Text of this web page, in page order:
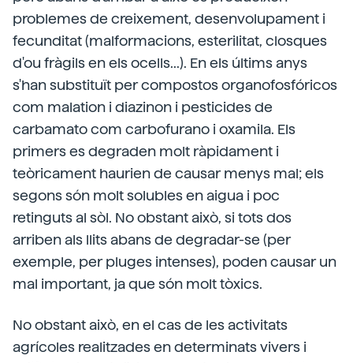
problemes de creixement, desenvolupament i
fecunditat (malformacions, esterilitat, closques
d'ou fràgils en els ocells...). En els últims anys
s'han substituït per compostos organofosfóricos
com malation i diazinon i pesticides de
carbamato com carbofurano i oxamila. Els
primers es degraden molt ràpidament i
teòricament haurien de causar menys mal; els
segons són molt solubles en aigua i poc
retinguts al sòl. No obstant això, si tots dos
arriben als llits abans de degradar-se (per
exemple, per pluges intenses), poden causar un
mal important, ja que són molt tòxics.
No obstant això, en el cas de les activitats
agrícoles realitzades en determinats vivers i